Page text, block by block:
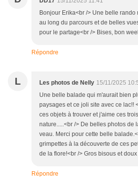
Bonjour Erika<br /> Une belle
au long du parcours et de belles
pour le partage<br /> Bises, bon
Répondre
L Les photos de Nelly 15/11/2025
Une belle balade qui m'aurait bien
paysages et ce joli site avec ce lac!!
ces objets à trouver et j'aime ces
nature.....<br /> De belles photos de
veau. Merci pour cette belle
grimpettes à la découverte de ces
de la flore!<br /> Gros bisous et
Répondre